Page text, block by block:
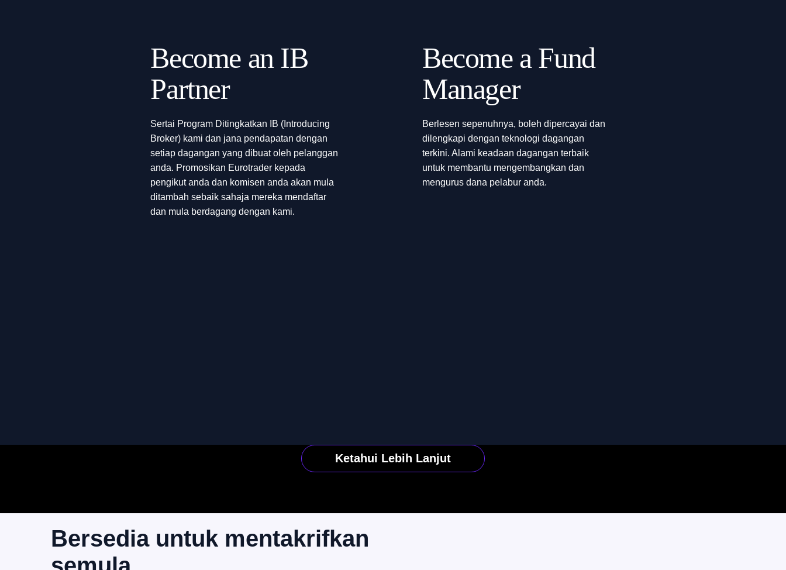
Become an IB
Partner
Sertai Program Ditingkatkan IB (Introducing
Broker) kami dan jana pendapatan dengan
setiap dagangan yang dibuat oleh pelanggan
anda. Promosikan Eurotrader kepada
pengikut anda dan komisen anda akan mula
ditambah sebaik sahaja mereka mendaftar
dan mula berdagang dengan kami.
Become a Fund
Manager
Berlesen sepenuhnya, boleh dipercayai dan
dilengkapi dengan teknologi dagangan
terkini. Alami keadaan dagangan terbaik
untuk membantu mengembangkan dan
mengurus dana pelabur anda.
Ketahui Lebih Lanjut
Bersedia untuk mentakrifkan